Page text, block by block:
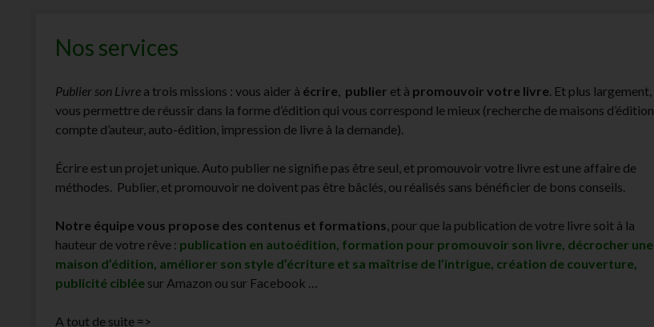
Nos services
Publier son Livre a trois missions : vous aider à écrire publier et à promouvoir votre livre . Et plus largement,
vous permettre de réussir dans la forme d’édition qui vous correspond le mieux (recherche de maisons d’édition,
compte d’auteur, auto-édition, impression de livre à la demande).
Écrire est un projet unique. Auto publier ne signifie pas être seul, et promouvoir votre livre est une affaire de
méthodes. Publier, et promouvoir ne doivent pas être bâclés, ou réalisés sans bénéficier de bons conseils.
Notre équipe vous propose des contenus et formations , pour que la publication de votre livre soit à la
hauteur de votre rêve : publication en autoédition, formation pour promouvoir son livre, décrocher une
maison d’édition, améliorer son style d’écriture et sa maîtrise de l’intrigue, création de couverture,
publicité ciblée sur Amazon ou sur Facebook …
A tout de suite =>